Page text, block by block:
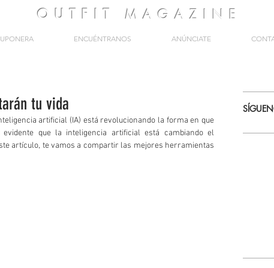
OUTFIT MAGAZINE
ENCUÉNTRANOS ANÚNCIATE
tu vida
artificial (IA) está revolucionando la forma en que
que la inteligencia artificial está cambiando el
artículo, te vamos a compartir las mejores herramientas